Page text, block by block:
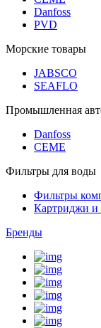
Danfoss
PVD
Морские товары
JABSCO
SEAFLO
Промышленная
Danfoss
CEME
Фильтры для воды
Фильтры
Картриджи и
Бренды